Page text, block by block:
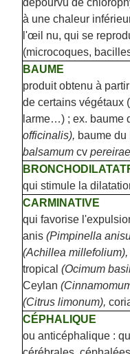
à une chaleur
l'œil nu, qui se
(microcoques,
BAUME
produit obtenu à
de certains végétaux
larme…) ; ex. baume
officinalis), baume du
balsamum cv
qui stimule la
CARMINATIVE
qui favorise
anis (Pimpinella
(Achillea millefolium),
tropical (Ocimum
Ceylan
(Citrus limonum),
CÉPHALIQUE
ou anticéphalique :